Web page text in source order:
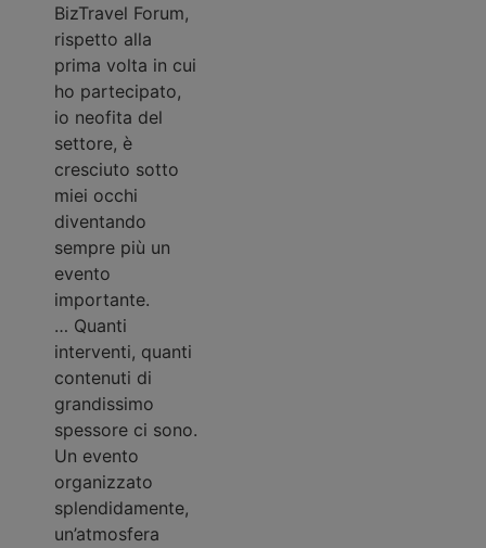
BizTravel Forum,
rispetto alla
prima volta in cui
ho partecipato,
io neofita del
settore, è
cresciuto sotto
miei occhi
diventando
sempre più un
evento
importante.
… Quanti
interventi, quanti
contenuti di
grandissimo
spessore ci sono.
Un evento
organizzato
splendidamente,
un’atmosfera